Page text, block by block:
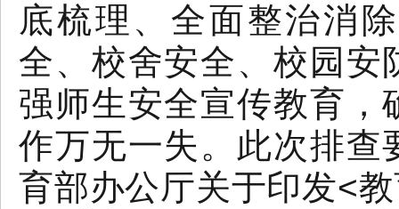
底梳理、全面整治消
全、校舍安全、校园安
强师生安全宣传教育，
作万无一失。此次排查
育部办公厅关于印发<